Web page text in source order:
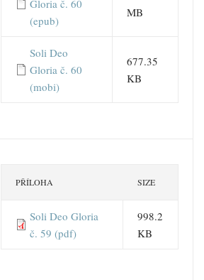
Gloria č. 60
(epub)
MB
Soli Deo
Gloria č. 60
(mobi)
677.35
KB
PŘÍLOHA SIZE
Soli Deo Gloria
č. 59 (pdf)
998.2
KB